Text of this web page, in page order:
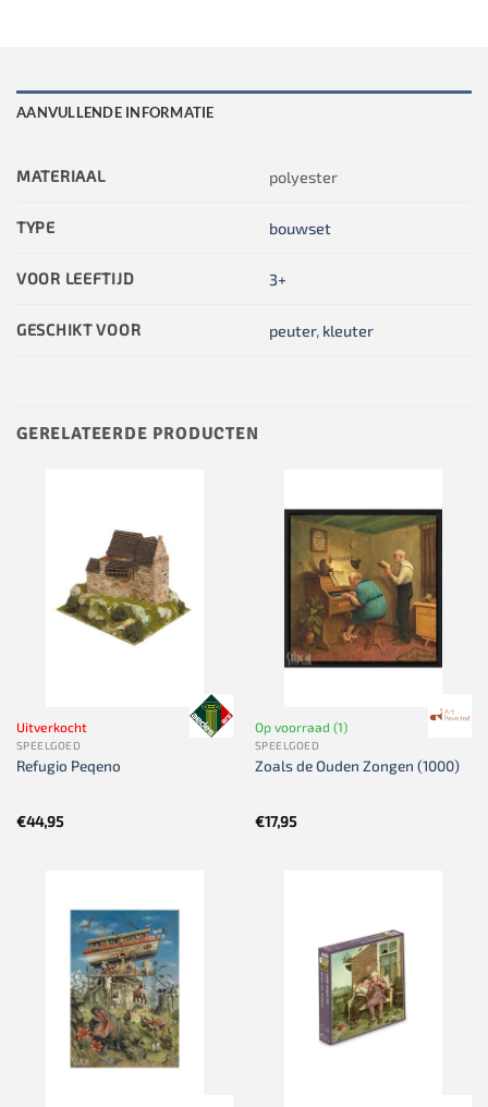
AANVULLENDE INFORMATIE
MATERIAAL polyester
TYPE bouwset
VOOR LEEFTIJD 3+
GESCHIKT VOOR peuter, kleuter
GERELATEERDE PRODUCTEN
Uitverkocht
SPEELGOED
Refugio Peqeno
€44,95
Op voorraad (1)
SPEELGOED
Zoals de Ouden Zongen (1000)
€17,95